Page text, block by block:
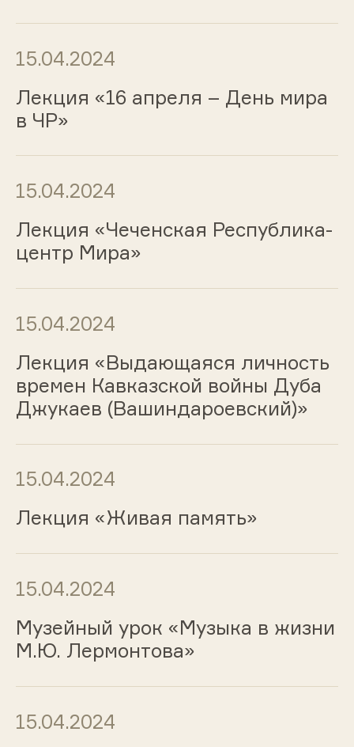
15.04.2024
Лекция «16 апреля – День мира
в ЧР»
15.04.2024
Лекция «Чеченская Республика-
центр Мира»
15.04.2024
Лекция «Выдающаяся личность
времен Кавказской войны Дуба
Джукаев (Вашиндароевский)»
15.04.2024
Лекция «Живая память»
15.04.2024
Музейный урок «Музыка в жизни
М.Ю. Лермонтова»
15.04.2024